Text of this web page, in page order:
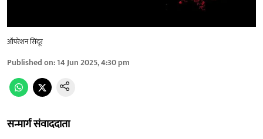
ऑपरेशन सिंदूर
Published on:14 Jun 2025, 4:30 pm
सन्मार्ग संवाददाता